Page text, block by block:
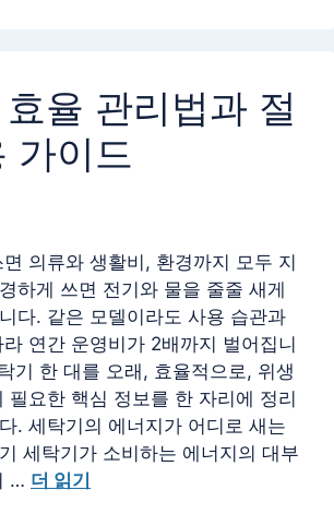
율 관리법과 절
가이드
의류와 생활비, 환경까지 모두 지
하게 쓰면 전기와 물을 줄줄 새게
다. 같은 모델이라도 사용 습관과
연간 운영비가 2배까지 벌어집니
기 한 대를 오래, 효율적으로, 위생
필요한 핵심 정보를 한 자리에 정리
. 세탁기의 에너지가 어디로 새는
세탁기가 소비하는 에너지의 대부
… 더 읽기